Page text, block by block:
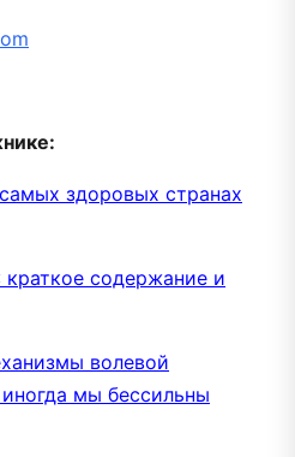
здоровых странах
краткое содержание и
волевой
мы бессильны